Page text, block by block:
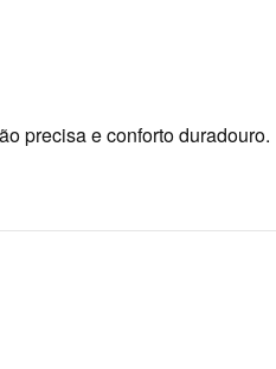
precisa e conforto duradouro.